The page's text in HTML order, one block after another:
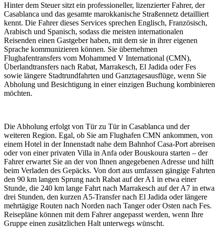
Hinter dem Steuer sitzt ein professioneller, lizenzierter Fahrer, der
Casablanca und das gesamte marokkanische Straßennetz detailliert
kennt. Die Fahrer dieses Services sprechen Englisch, Französisch,
Arabisch und Spanisch, sodass die meisten internationalen
Reisenden einen Gastgeber haben, mit dem sie in ihrer eigenen
Sprache kommunizieren können. Sie übernehmen
Flughafentransfers vom Mohammed V International (CMN),
Überlandtransfers nach Rabat, Marrakesch, El Jadida oder Fes
sowie längere Stadtrundfahrten und Ganztagesausflüge, wenn Sie
Abholung und Besichtigung in einer einzigen Buchung kombinieren
möchten.
Die Abholung erfolgt von Tür zu Tür in Casablanca und der
weiteren Region. Egal, ob Sie am Flughafen CMN ankommen, von
einem Hotel in der Innenstadt nahe dem Bahnhof Casa-Port abreisen
oder von einer privaten Villa in Anfa oder Bouskoura starten – der
Fahrer erwartet Sie an der von Ihnen angegebenen Adresse und hilft
beim Verladen des Gepäcks. Von dort aus umfassen gängige Fahrten
den 90 km langen Sprung nach Rabat auf der A1 in etwa einer
Stunde, die 240 km lange Fahrt nach Marrakesch auf der A7 in etwa
drei Stunden, den kurzen A5-Transfer nach El Jadida oder längere
mehrtägige Routen nach Norden nach Tanger oder Osten nach Fes.
Reisepläne können mit dem Fahrer angepasst werden, wenn Ihre
Gruppe einen zusätzlichen Halt unterwegs wünscht.